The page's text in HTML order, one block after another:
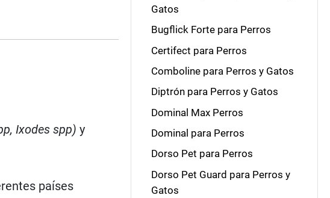
Ixodes spp)y
países
Gatos
Bugflick Forte para Perros
Certifect para Perros
Comboline para Perros y Gatos
Diptrón para Perros y Gatos
Dominal Max Perros
Dominal para Perros
Dorso Pet para Perros
Dorso Pet Guard para Perros y
Gatos